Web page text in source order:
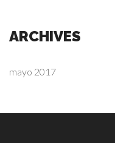
ARCHIVES
mayo 2017